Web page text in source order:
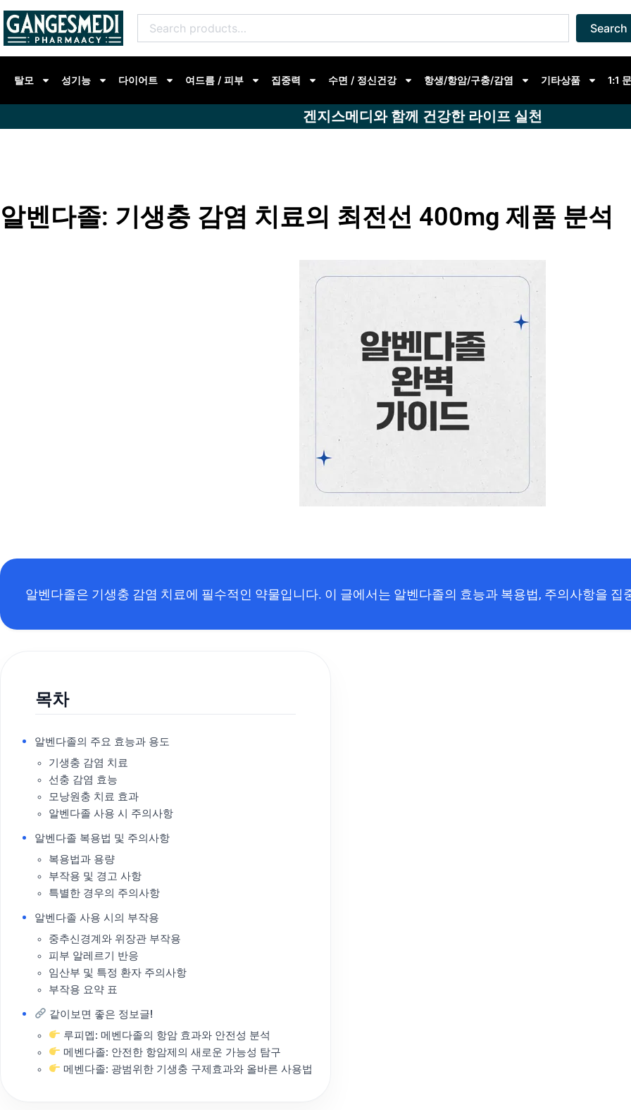
콘
텐
츠
for:
Search
탈모 성기능 다이어트 여드름 / 피부 집중력 수면 / 정신건강 항생/항암/구충/감염 기타상품 1:1
겐지스메디와 함께 건강한 라이프 실천
알벤다졸: 기생충 감염 치료의 최전선 400mg 제품 분석
알벤다졸은 기생충 감염 치료에 필수적인 약물입니다. 이 글에서는 알벤다졸의 효능과 복용법, 주의사항을 집
목차
알벤다졸의 주요 효능과 용도
기생충 감염 치료
선충 감염 효능
모낭원충 치료 효과
알벤다졸 사용 시 주의사항
알벤다졸 복용법 및 주의사항
복용법과 용량
부작용 및 경고 사항
특별한 경우의 주의사항
알벤다졸 사용 시의 부작용
중추신경계와 위장관 부작용
피부 알레르기 반응
임산부 및 특정 환자 주의사항
부작용 요약 표
같이보면 좋은 정보글!
루피멥: 메벤다졸의 항암 효과와 안전성 분석
메벤다졸: 안전한 항암제의 새로운 가능성 탐구
메벤다졸: 광범위한 기생충 구제효과와 올바른 사용법